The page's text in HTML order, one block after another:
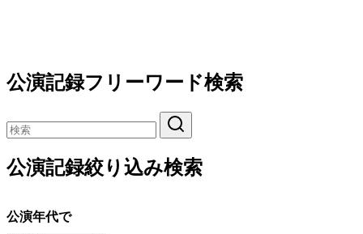
公演記録フリーワード検索
公演記録絞り込み検索
公演年代で